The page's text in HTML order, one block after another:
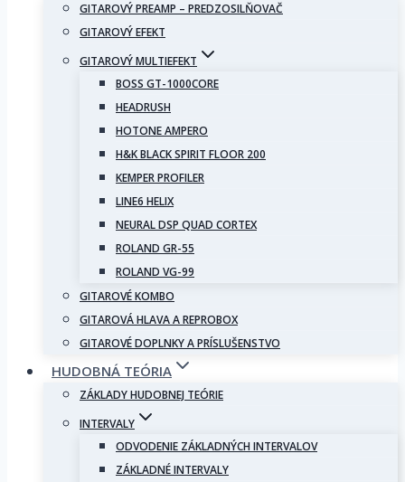
GITAROVÝ PREAMP – PREDZOSILŇOVAČ
GITAROVÝ EFEKT
GITAROVÝ MULTIEFEKT
BOSS GT-1000CORE
HEADRUSH
HOTONE AMPERO
H&K BLACK SPIRIT FLOOR 200
KEMPER PROFILER
LINE6 HELIX
NEURAL DSP QUAD CORTEX
ROLAND GR-55
ROLAND VG-99
GITAROVÉ KOMBO
GITAROVÁ HLAVA A REPROBOX
GITAROVÉ DOPLNKY A PRÍSLUŠENSTVO
HUDOBNÁ TEÓRIA
ZÁKLADY HUDOBNEJ TEÓRIE
INTERVALY
ODVODENIE ZÁKLADNÝCH INTERVALOV
ZÁKLADNÉ INTERVALY